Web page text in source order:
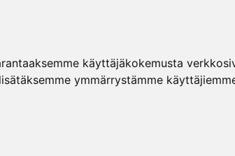
käyttäjäkokemusta
ymmärrystämme